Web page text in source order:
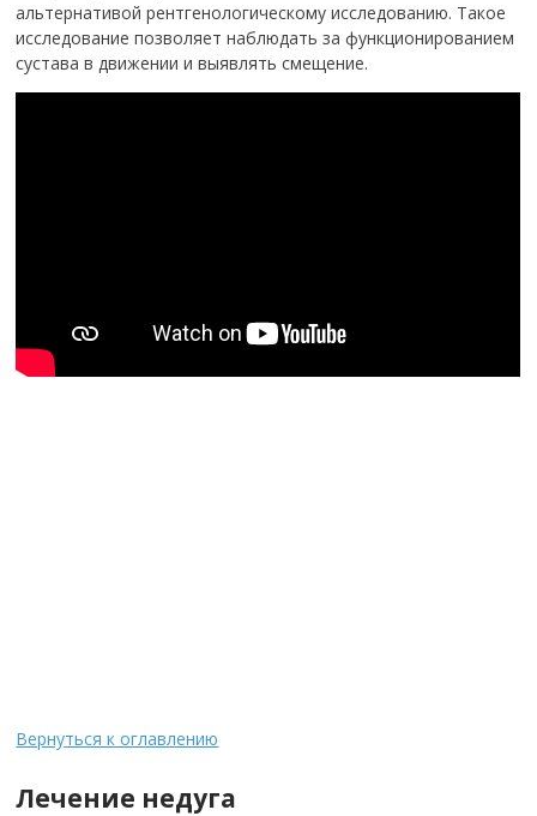
альтернативой рентгенологическому исследованию. Такое
исследование позволяет наблюдать за функционированием
сустава в движении и выявлять смещение.
Вернуться к оглавлению
Лечение недуга